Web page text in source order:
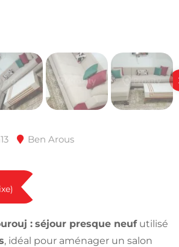
Ben Arous
: séjour presque neufutilisé
, idéal pour aménager un salon